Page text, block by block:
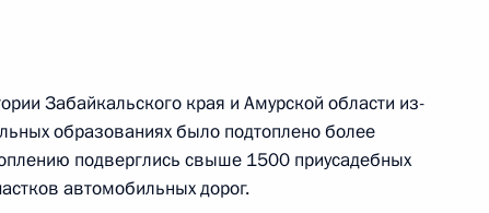
Забайкальского края и Амурской области из-
образованиях было подтоплено более
подверглись свыше 1500 приусадебных
автомобильных дорог.